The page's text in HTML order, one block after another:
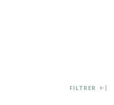
FILTRER